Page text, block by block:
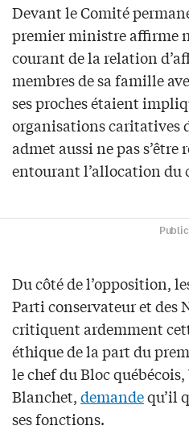
Devant le Comité
premier ministre affirme
courant de la relation
membres de sa famille
ses proches étaient
organisations caritatives
admet aussi ne pas s’être
entourant l’allocation du
Du côté de l’opposition,
Parti conservateur et des
critiquent ardemment
éthique de la part du
le chef du Bloc
Blanchet,demandequ’il
ses fonctions.